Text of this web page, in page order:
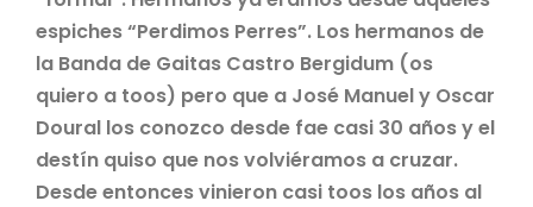
espiches “Perdimos Perres”. Los hermanos de
la Banda de Gaitas Castro Bergidum (os
quiero a toos) pero que a José Manuel y Oscar
Doural los conozco desde fae casi 30 años y el
destín quiso que nos volviéramos a cruzar.
Desde entonces vinieron casi toos los años al